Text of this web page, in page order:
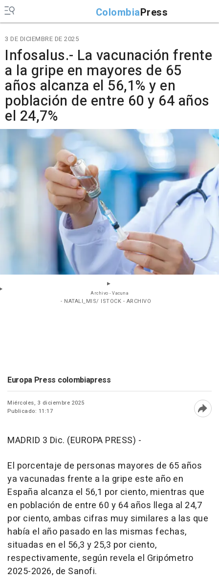
ColombiaPress
3 DE DICIEMBRE DE 2025
Infosalus.- La vacunación frente
a la gripe en mayores de 65
años alcanza el 56,1% y en
población de entre 60 y 64 años
el 24,7%
Archivo - Vacuna
- NATALI_MIS/ ISTOCK - ARCHIVO
Europa Press colombiapress
Miércoles, 3 diciembre 2025
Publicado: 11:17
MADRID 3 Dic. (EUROPA PRESS) -
El porcentaje de personas mayores de 65 años
ya vacunadas frente a la gripe este año en
España alcanza el 56,1 por ciento, mientras que
en población de entre 60 y 64 años llega al 24,7
por ciento, ambas cifras muy similares a las que
había el año pasado en las mismas fechas,
situadas en el 56,3 y 25,3 por ciento,
respectivamente, según revela el Gripómetro
2025-2026, de Sanofi.